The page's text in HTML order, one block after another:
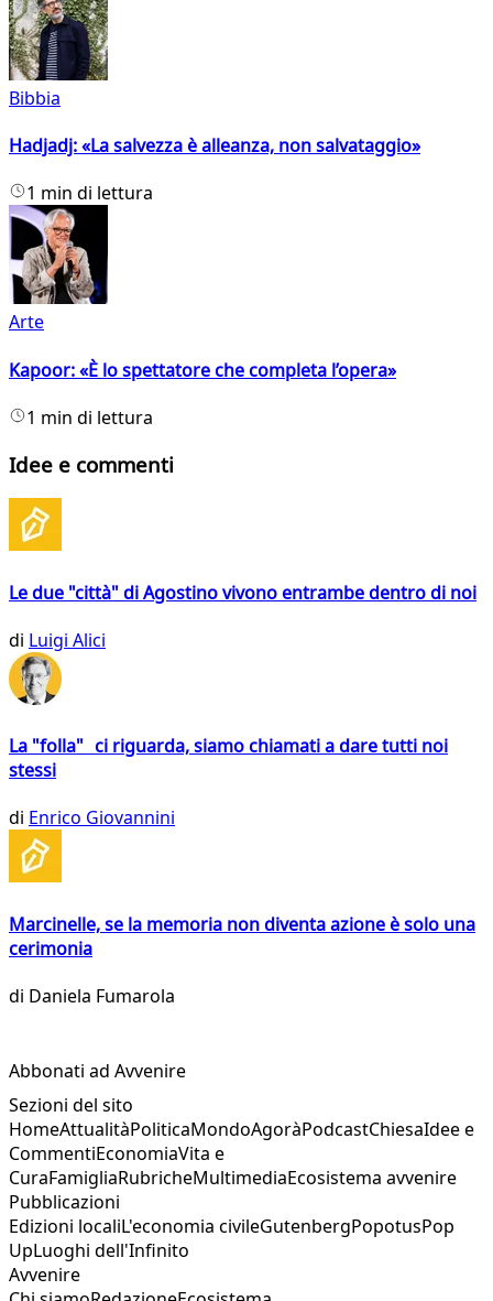
Bibbia
Hadjadj: «La salvezza è alleanza, non salvataggio»
1 min di lettura
Arte
Kapoor: «È lo spettatore che completa l’opera»
1 min di lettura
Idee e commenti
Le due "città" di Agostino vivono entrambe dentro di noi
di Luigi Alici
La "folla" ci riguarda, siamo chiamati a dare tutti noi
stessi
di Enrico Giovannini
Marcinelle, se la memoria non diventa azione è solo una
cerimonia
di Daniela Fumarola
Abbonati ad Avvenire
Sezioni del sito
HomeAttualitàPoliticaMondoAgoràPodcastChiesaIdee e
CommentiEconomiaVita e
CuraFamigliaRubricheMultimediaEcosistema avvenire
Pubblicazioni
Edizioni localiL'economia civileGutenbergPopotusPop
UpLuoghi dell'Infinito
Avvenire